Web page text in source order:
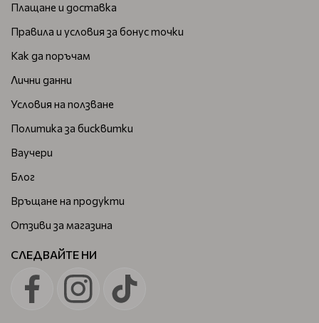
Плащане и доставка
Правила и условия за бонус точки
Как да поръчам
Лични данни
Условия на ползване
Политика за бисквитки
Ваучери
Блог
Връщане на продукти
Отзиви за магазина
СЛЕДВАЙТЕ НИ